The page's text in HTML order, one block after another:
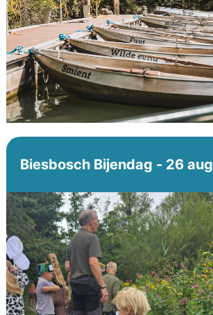
Biesbosch Bijendag - 26 aug